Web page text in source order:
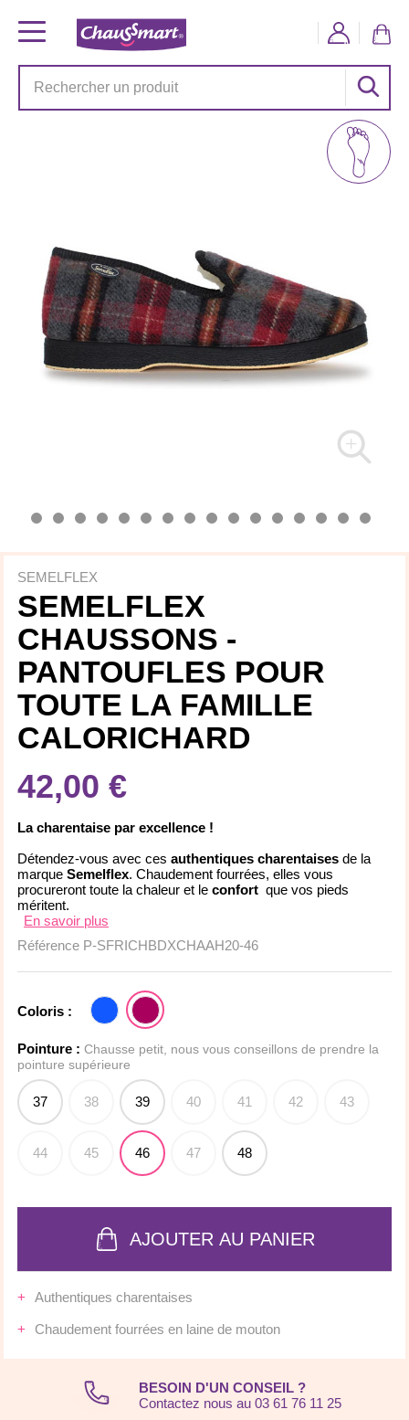
SEMELFLEX
SEMELFLEX
CHAUSSONS -
PANTOUFLES POUR
TOUTE LA FAMILLE
CALORICHARD
42,00 €
La charentaise par excellence !
Détendez-vous avec ces authentiques charentaises de la
marque Semelflex. Chaudement fourrées, elles vous
procureront toute la chaleur et le confort que vos pieds
méritent.
En savoir plus
Référence P-SFRICHBDXCHAAH20-46
Coloris :
Pointure : Chausse petit, nous vous conseillons de prendre la
pointure supérieure
37 38 39 40 41 42 43
44 45 46 47 48
AJOUTER AU PANIER
Authentiques charentaises
Chaudement fourrées en laine de mouton
BESOIN D'UN CONSEIL ?
Contactez nous au 03 61 76 11 25